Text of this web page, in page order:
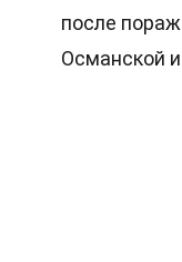
после
Османской